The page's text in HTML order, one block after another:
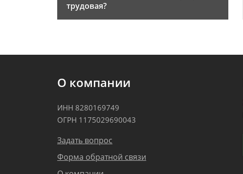
трудовая?
О компании
ИНН 8280169749
ОГРН 1175029690043
Задать вопрос
Форма обратной связи